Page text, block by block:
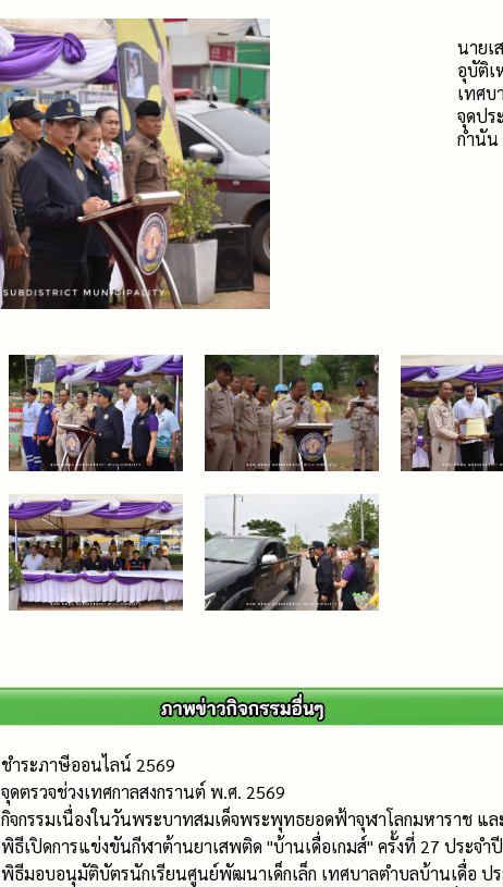
นายเ
อุบัติเ
เทศบ
จุดปร
กำนัน
ชำระภาษีออนไลน์ 2569
จุดตรวจช่วงเทศกาลสงกรานต์ พ.ศ. 2569
กิจกรรมเนื่องในวันพระบาทสมเด็จพระพุทธยอดฟ้าจุฬาโลกมหาราช แล
พิธีเปิดการแข่งขันกีฬาต้านยาเสพติด "บ้านเดื่อเกมส์" ครั้งที่ 27 ประจำ
พิธีมอบอนุมัติบัตรนักเรียนศูนย์พัฒนาเด็กเล็ก เทศบาลตำบลบ้านเดื่อ ปร